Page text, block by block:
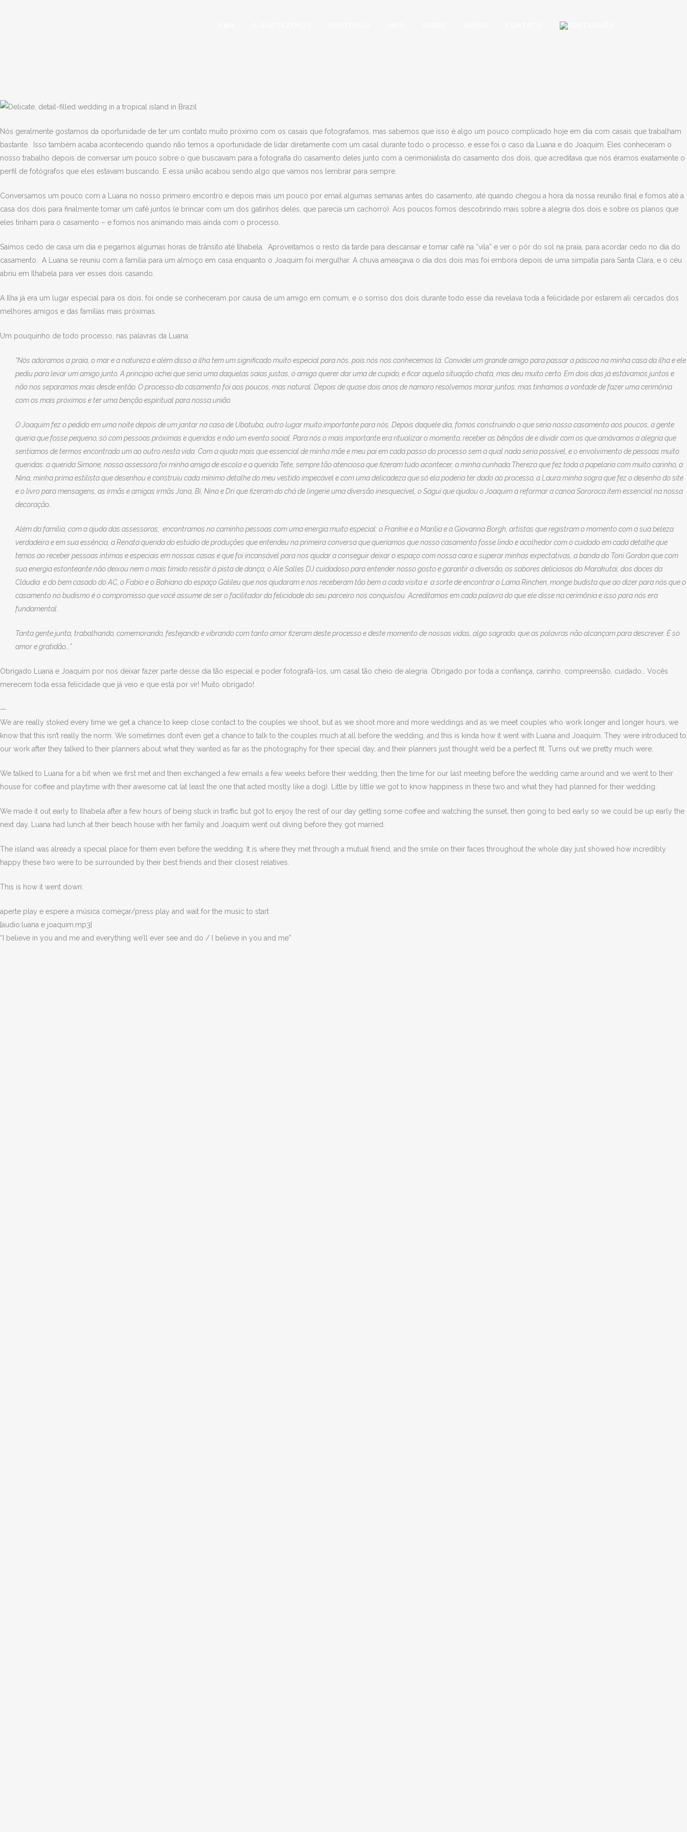
Nós geralmente gostamos da oportunidade de ter um contato muito próximo com os casais que fotografamos, mas sabemos que isso é algo um pouco complicado hoje em dia com casais que trabalham
bastante. Isso também acaba acontecendo quando não temos a oportunidade de lidar diretamente com um casal durante todo o processo, e esse foi o caso da Luana e do Joaquim. Eles conheceram o
nosso trabalho depois de conversar um pouco sobre o que buscavam para a fotografia do casamento deles junto com a cerimonialista do casamento dos dois, que acreditava que nós éramos exatamente o
perfil de fotógrafos que eles estavam buscando. E essa união acabou sendo algo que vamos nos lembrar para sempre.
Conversamos um pouco com a Luana no nosso primeiro encontro e depois mais um pouco por email algumas semanas antes do casamento, até quando chegou a hora da nossa reunião final e fomos até a
casa dos dois para finalmente tomar um café juntos (e brincar com um dos gatinhos deles, que parecia um cachorro). Aos poucos fomos descobrindo mais sobre a alegria dos dois e sobre os planos que
eles tinham para o casamento – e fomos nos animando mais ainda com o processo.
Saímos cedo de casa um dia e pegamos algumas horas de trânsito até Ilhabela. Aproveitamos o resto da tarde para descansar e tomar café na “vila” e ver o pôr do sol na praia, para acordar cedo no dia do
casamento. A Luana se reuniu com a família para um almoço em casa enquanto o Joaquim foi mergulhar. A chuva ameaçava o dia dos dois mas foi embora depois de uma simpatia para Santa Clara, e o céu
abriu em Ilhabela para ver esses dois casando.
A Ilha já era um lugar especial para os dois, foi onde se conheceram por causa de um amigo em comum, e o sorriso dos dois durante todo esse dia revelava toda a felicidade por estarem ali cercados dos
melhores amigos e das famílias mais próximas.
Um pouquinho de todo processo, nas palavras da Luana:
“Nós adoramos a praia, o mar e a natureza e além disso a ilha tem um significado muito especial para nós, pois nós nos conhecemos lá. Convidei um grande amigo para passar a páscoa na minha casa da ilha e ele
pediu para levar um amigo junto. A principio achei que seria uma daquelas saias justas, o amigo querer dar uma de cupido, e ficar aquela situação chata, mas deu muito certo. Em dois dias já estávamos juntos e
não nos separamos mais desde então. O processo do casamento foi aos poucos, mas natural. Depois de quase dois anos de namoro resolvemos morar juntos, mas tínhamos a vontade de fazer uma cerimônia
com os mais próximos e ter uma benção espiritual para nossa união.
O Joaquim fez o pedido em uma noite depois de um jantar na casa de Ubatuba, outro lugar muito importante para nós. Depois daquele dia, fomos construindo o que seria nosso casamento aos poucos, a gente
queria que fosse pequeno, só com pessoas próximas e queridas e não um evento social. Para nós o mais importante era ritualizar o momento, receber as bênçãos de e dividir com os que amávamos a alegria que
sentíamos de termos encontrado um ao outro nesta vida. Com a ajuda mais que essencial de minha mãe e meu pai em cada passo do processo sem a qual nada seria possível, e o envolvimento de pessoas muito
queridas: a querida Simone, nossa assessora foi minha amiga de escola e a querida Tete, sempre tão atenciosa que fizeram tudo acontecer, a minha cunhada Thereza que fez toda a papelaria com muito carinho, a
Nina, minha prima estilista que desenhou e construiu cada mínimo detalhe do meu vestido impecável e com uma delicadeza que só ela poderia ter dado ao processo, a Laura minha sogra que fez o desenho do site
e o livro para mensagens, as irmãs e amigas irmãs Jana, Bi, Nina e Dri que fizeram do chá de lingerie uma diversão inesquecível, o Sagui que ajudou o Joaquim a reformar a canoa Sororoca item essencial na nossa
decoração…
Além da família, com a ajuda das assessoras, encontramos no caminho pessoas com uma energia muito especial: o Frankie e a Marília e a Giovanna Borgh, artistas que registram o momento com a sua beleza
verdadeira e em sua essência, a Renata querida do estúdio de produções que entendeu na primeira conversa que queríamos que nosso casamento fosse lindo e acolhedor com o cuidado em cada detalhe que
temos ao receber pessoas intimas e especiais em nossas casas e que foi incansável para nos ajudar a conseguir deixar o espaço com nossa cara e superar minhas expectativas, a banda do Toni Gordon que com
sua energia estonteante não deixou nem o mais tímido resistir à pista de dança, o Ale Salles DJ cuidadoso para entender nosso gosto e garantir a diversão, os sabores deliciosos do Marakutai, dos doces da
Cláudia e do bem casado do AC, o Fabio e o Bahiano do espaço Galileu que nos ajudaram e nos receberam tão bem a cada visita e a sorte de encontrar o Lama Rinchen, monge budista que ao dizer para nós que o
casamento no budismo é o compromisso que você assume de ser o facilitador da felicidade do seu parceiro nos conquistou. Acreditamos em cada palavra do que ele disse na cerimônia e isso para nós era
fundamental.
Tanta gente junta, trabalhando, comemorando, festejando e vibrando com tanto amor fizeram deste processo e deste momento de nossas vidas, algo sagrado, que as palavras não alcançam para descrever. É só
amor e gratidão….”
Obrigado Luana e Joaquim por nos deixar fazer parte desse dia tão especial e poder fotografá-los, um casal tão cheio de alegria. Obrigado por toda a confiança, carinho, compreensão, cuidado… Vocês
merecem toda essa felicidade que já veio e que está por vir! Muito obrigado!
—
We are really stoked every time we get a chance to keep close contact to the couples we shoot, but as we shoot more and more weddings and as we meet couples who work longer and longer hours, we
know that this isn’t really the norm. We sometimes don’t even get a chance to talk to the couples much at all before the wedding, and this is kinda how it went with Luana and Joaquim. They were introduced to
our work after they talked to their planners about what they wanted as far as the photography for their special day, and their planners just thought we’d be a perfect fit. Turns out we pretty much were.
We talked to Luana for a bit when we first met and then exchanged a few emails a few weeks before their wedding, then the time for our last meeting before the wedding came around and we went to their
house for coffee and playtime with their awesome cat (at least the one that acted mostly like a dog). Little by little we got to know happiness in these two and what they had planned for their wedding.
We made it out early to Ilhabela after a few hours of being stuck in traffic but got to enjoy the rest of our day getting some coffee and watching the sunset, then going to bed early so we could be up early the
next day. Luana had lunch at their beach house with her family and Joaquim went out diving before they got married.
The island was already a special place for them even before the wedding. It is where they met through a mutual friend, and the smile on their faces throughout the whole day just showed how incredibly
happy these two were to be surrounded by their best friends and their closest relatives.
This is how it went down:
aperte play e espere a música começar/press play and wait for the music to start
[audio:luana e joaquim.mp3]
“I believe in you and me and everything we’ll ever see and do / I believe in you and me”